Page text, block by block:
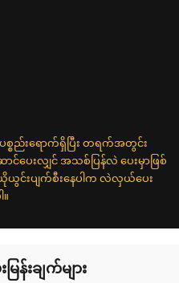
စည်းရောက်ရှိပြီး တရက်အတွင်း
င်ပေးလျှင် အသစ်ပြန်လဲ ပေးမှာဖြစ်
င်းပျက်စီးနေပါက လဲလှယ်ပေး
န်းချက်များ